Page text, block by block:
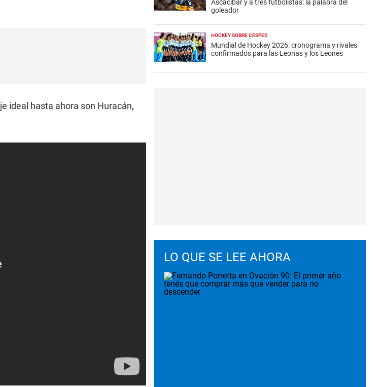
ideal hasta ahora son Huracán,
Ascacíbar y a tres futbolistas: la palabra del
goleador
HOCKEY SOBRE CÉSPED
Mundial de Hockey 2026: cronograma y rivales
confirmados para las Leonas y los Leones
LO QUE SE LEE AHORA